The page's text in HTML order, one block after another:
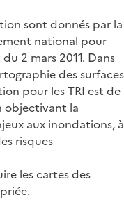
sont donnés par la
national pour
2 mars 2011. Dans
des surfaces
pour les TRI est de
objectivant la
aux inondations, à
risques
les cartes des